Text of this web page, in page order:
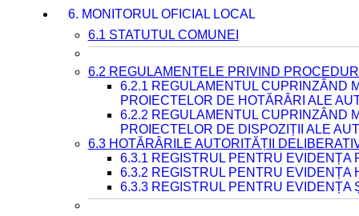
6. MONITORUL OFICIAL LOCAL
6.1 STATUTUL COMUNEI
6.2 REGULAMENTELE PRIVIND
6.2.1 REGULAMENTUL CUPRINZÂND
PROIECTELOR DE HOTĂRÂRI ALE
6.2.2 REGULAMENTUL CUPRINZÂND
PROIECTELOR DE DISPOZIȚII ALE
6.3 HOTĂRÂRILE AUTORITĂȚII
6.3.1 REGISTRUL PENTRU EVIDENȚA
6.3.2 REGISTRUL PENTRU EVIDENȚA
6.3.3 REGISTRUL PENTRU EVIDENȚA